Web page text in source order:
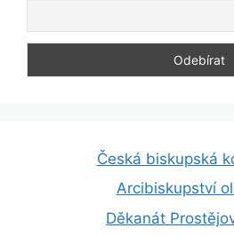
Česká biskupská
Arcibiskupství
Děkanát